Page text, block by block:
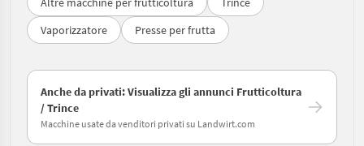
Vaporizzatore
Presse per frutta
Anche da privati: Visualizza gli annunci Frutticoltura
/ Trince
Macchine usate da venditori privati su Landwirt.com